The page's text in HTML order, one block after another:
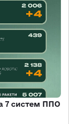
7 систем ППО